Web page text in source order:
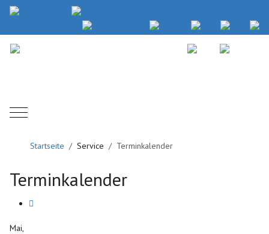
Mobile Menu Toggle
Startseite Service Terminkalender
Terminkalender
Mai,